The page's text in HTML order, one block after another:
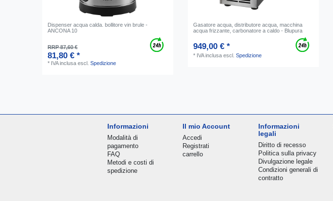
Dispenser acqua calda. bollitore vin brule -
ANCONA 10
RRP 87,60 €
81,80 € *
* IVA inclusa escl.Spedizione
Gasatore acqua, distributore acqua, macchina
acqua frizzante, carbonatore a caldo - Blupura
949,00 € *
* IVA inclusa escl.Spedizione
Informazioni
Modalità di
pagamento
FAQ
Metodi e costi di
spedizione
Il mio Account
Accedi
Registrati
carrello
Informazioni
legali
Diritto di recesso
Politica sulla privacy
Divulgazione legale
Condizioni generali di
contratto